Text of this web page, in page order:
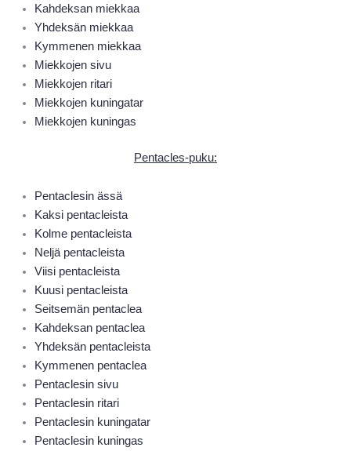
Kahdeksan miekkaa
Yhdeksän miekkaa
Kymmenen miekkaa
Miekkojen sivu
Miekkojen ritari
Miekkojen kuningatar
Miekkojen kuningas
Pentacles-puku:
Pentaclesin ässä
Kaksi pentacleista
Kolme pentacleista
Neljä pentacleista
Viisi pentacleista
Kuusi pentacleista
Seitsemän pentaclea
Kahdeksan pentaclea
Yhdeksän pentacleista
Kymmenen pentaclea
Pentaclesin sivu
Pentaclesin ritari
Pentaclesin kuningatar
Pentaclesin kuningas